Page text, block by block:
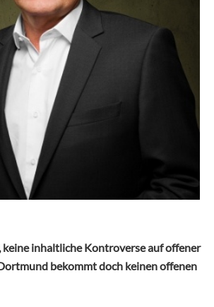
inhaltliche Kontroverse auf offener
bekommt doch keinen offenen